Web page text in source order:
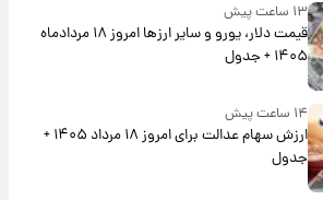
۱۳ ساعت پیش
قیمت دلار، یورو و سایر ارزها امروز ۱۸ مردادماه
۱۴۰۵ + جدول
۱۴ ساعت پیش
ارزش سهام عدالت برای امروز ۱۸ مرداد ۱۴۰۵ +
جدول